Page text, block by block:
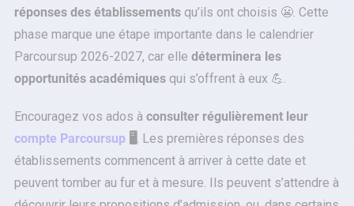
réponses des établissements qu’ils ont choisis 😬. Cette
phase marque une étape importante dans le calendrier
Parcoursup 2026-2027, car elle déterminera les
opportunités académiques qui s’offrent à eux 💪.
Encouragez vos ados à consulter régulièrement leur
compte Parcoursup 🖥️ . Les premières réponses des
établissements commencent à arriver à cette date et
peuvent tomber au fur et à mesure. Ils peuvent s’attendre à